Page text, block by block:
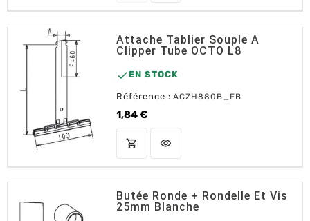
Attache Tablier Souple À
Clipper Tube OCTO L8
 EN STOCK
Référence : ACZH880B_FB
1,84 €
Prix
shopping_cart AJOUTER AU PANIER
visibility
Butée Ronde + Rondelle Et Vis
25mm Blanche